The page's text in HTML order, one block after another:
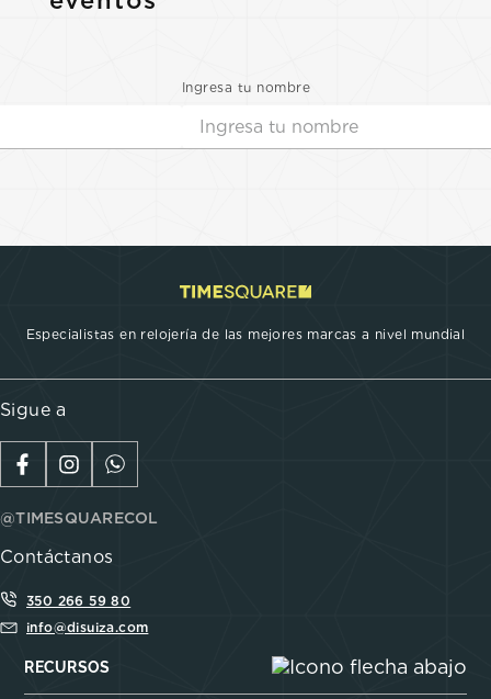
Ingresa tu nombre
Especialistas en relojería de las mejores marcas a nivel mundial
Sigue a
@TIMESQUARECOL
Contáctanos
350 266 59 80
info@disuiza.com
RECURSOS